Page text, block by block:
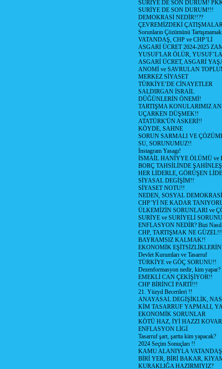
SURİYE DE SON DURUM!
SURİYE DE SON DURUM!!!
DEMOKRASİ NEDİR!!??
ÇEVREMİZDEKİ
Sorunların Çözümünü
VATANDAŞ, CHP ve CHP’Lİ
ASGARİ ÜCRET 2024-2025
YUSUF'LAR ÖLÜR,
ASGARİ ÜCRET, ASGARİ
ANOMİ ve SAVRULAN
MERKEZ SİYASET
TÜRKİYE’DE CİNAYETLER
SALDIRGAN İSRAİL
DÜĞÜNLERİN ÖNEMİ!
TARTIŞMA KONULARIMIZ
UÇARKEN DÜŞMEK!!
ATATÜRK'ÜN ASKERİ!!
KÖYDE, SAHNE
SORUN SARMALI VE
SU, SORUNUMUZ!!
İnstagram Yasagı!
İSMAİL HANİYYE ÖLÜMÜ ve
BORÇ TAHSİLİNDE
HER LİDERLE, GÖRÜŞEN
SİYASAL DEGİŞİM!!
SİYASET NOTU!!
NEDEN, SOSYAL
CHP’Yİ NE KADAR
ÜLKEMİZİN SORUNLARI ve
SURİYE ve SURİYELİ
ENFLASYON NEDİR? Bizi
CHP, TARTIŞMAK NE
BAYRAMSIZ KALMAK!!
EKONOMİK
Devlet Kurumları ve Tasarruf
TÜRKİYE ve GÖÇ SORUNU!!
Dezenformasyon nedir, kim yapar?
EMEKLİ CAN ÇEKİŞİYOR!!
CHP BİRİNCİ PARTİ!!!
21. Yüzyıl Becerileri !!
ANAYASAL DEGİŞİKLİK,
KİM TASARRUF YAPMALI,
EKONOMİK SORUNLAR
KÖTÜ HAZ, İYİ HAZZI
ENFLASYON LİGİ
Tasarruf şart, şartta kim yapacak?
2024 Seçim Sonuçları !!
KAMU ALANIYLA
BİRİ YER, BİRİ BAKAR,
KURAKLIĞA HAZIRMIYIZ?